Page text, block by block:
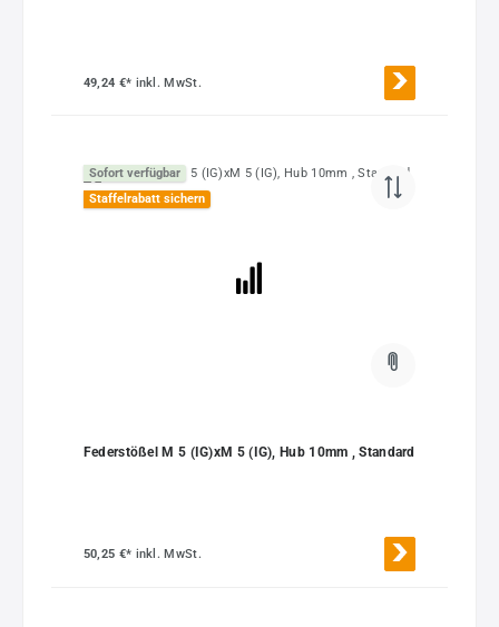
49,24 €* inkl. MwSt.
Sofort verfügbar
Staffelrabatt sichern
Federstößel M 5 (IG)xM 5 (IG), Hub 10mm , Standard
50,25 €* inkl. MwSt.